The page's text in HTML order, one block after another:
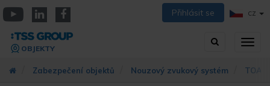
Přejít
k
hlavnímu
obsahu
Přihlásit se CZ
Vyhledávání
OBJEKTY
Zabezpečení objektů Nouzový zvukový systém TOA